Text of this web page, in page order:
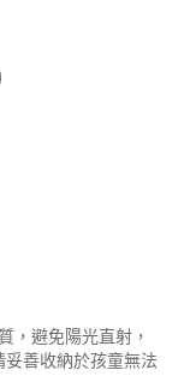
，避免陽光直射，
善收納於孩童無法